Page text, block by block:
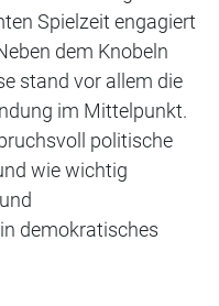
Spielzeit engagiert
dem Knobeln
stand vor allem die
im Mittelpunkt.
politische
wie wichtig
demokratisches